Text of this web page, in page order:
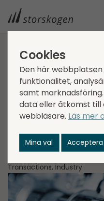
STORSKOGEN
STORSKOGEN
Trollskes
Transactions, Industry
Cookies
Den här
funktionalitet,
samt
data eller åtkomst till
webbläsare. Läs mer
Mina val Acceptera